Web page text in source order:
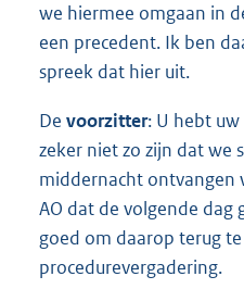
we hiermee omgaan in
een precedent. Ik ben
spreek dat hier uit.
De voorzitter: U hebt
zeker niet zo zijn dat we
middernacht ontvangen
AO dat de volgende dag
goed om daarop terug
procedurevergadering.